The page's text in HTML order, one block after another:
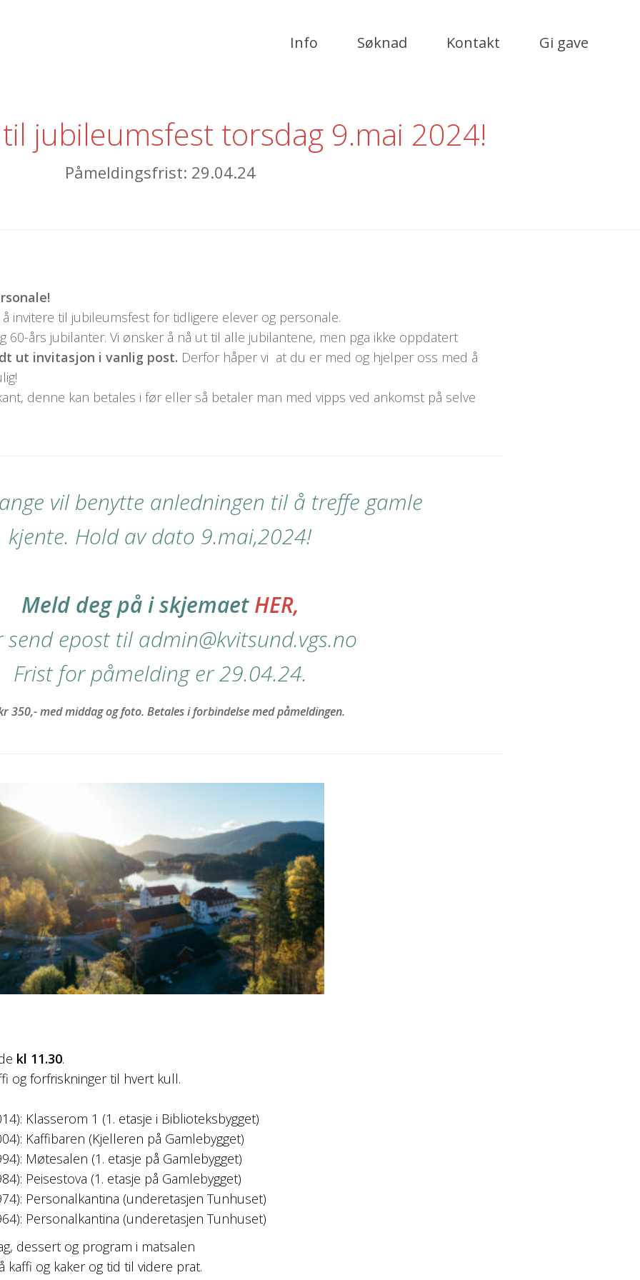
Info Søknad Kontakt Gi gave
jubileumsfest torsdag 9.mai 2024!
Påmeldingsfrist: 29.04.24
invitere til jubileumsfest for tidligere elever og personale.
60-års jubilanter. Vi ønsker å nå ut til alle jubilantene, men pga ikke oppdatert
ut invitasjon i vanlig post. Derfor håper vi at du er med og hjelper oss med å
denne kan betales i før eller så betaler man med vipps ved ankomst på selve
vil benytte anledningen til å treffe gamle
kjente. Hold av dato 9.mai,2024!
Meld deg på i skjemaetHER,
send epost til admin@kvitsund.vgs.no
Frist for påmelding er 29.04.24.
350,- med middag og foto. Betales i forbindelse med påmeldingen.
kl 11.30.
og forfriskninger til hvert kull.
Klasserom 1 (1. etasje i Biblioteksbygget)
Kaffibaren (Kjelleren på Gamlebygget)
Møtesalen (1. etasje på Gamlebygget)
Peisestova (1. etasje på Gamlebygget)
Personalkantina (underetasjen Tunhuset)
Personalkantina (underetasjen Tunhuset)
dessert og program i matsalen
og kaker og tid til videre prat.